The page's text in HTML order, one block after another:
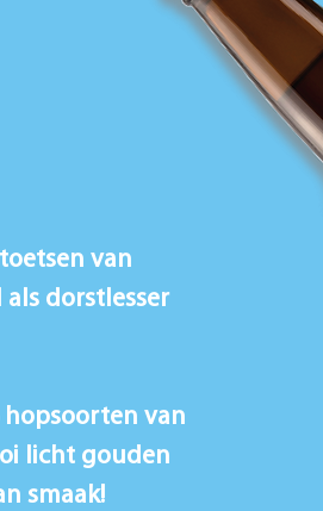
van
dorstlesser
hopsoorten van
licht gouden
smaak!